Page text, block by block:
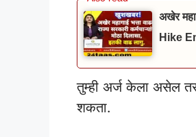
अखेर
Hike
तुम्ही अर्ज केला असेल
शकता.